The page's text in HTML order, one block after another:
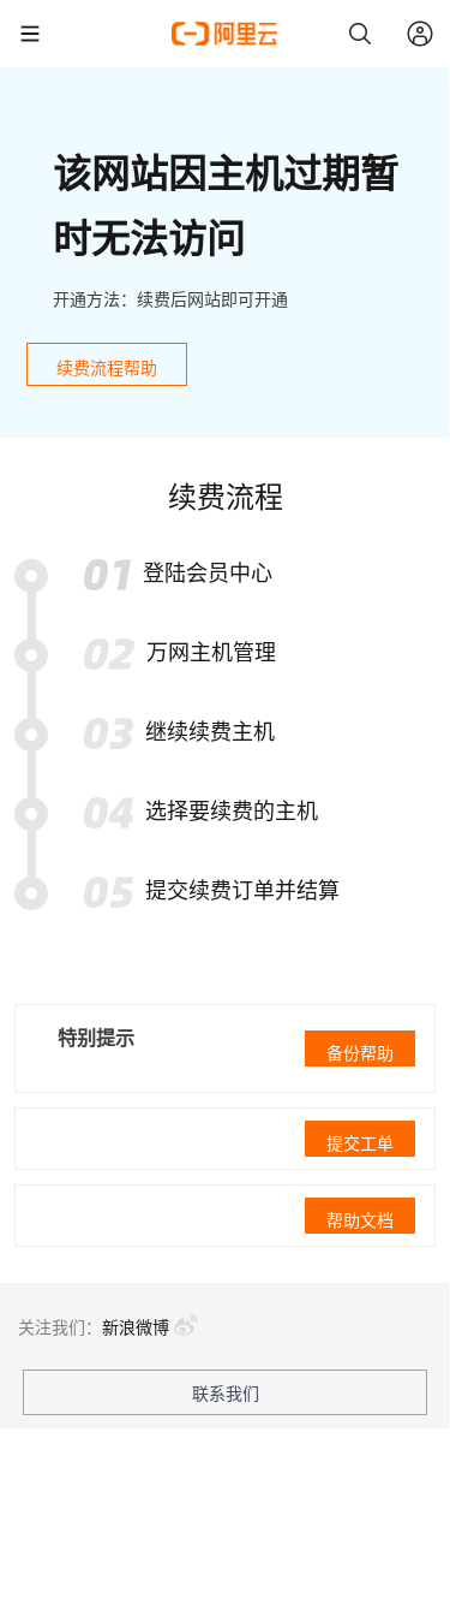
该网站因主机过期暂
时无法访问
开通方法：续费后网站即可开通
续费流程帮助
续费流程
登陆会员中心
万网主机管理
继续续费主机
选择要续费的主机
提交续费订单并结算
特别提示
备份帮助
提交工单
帮助文档